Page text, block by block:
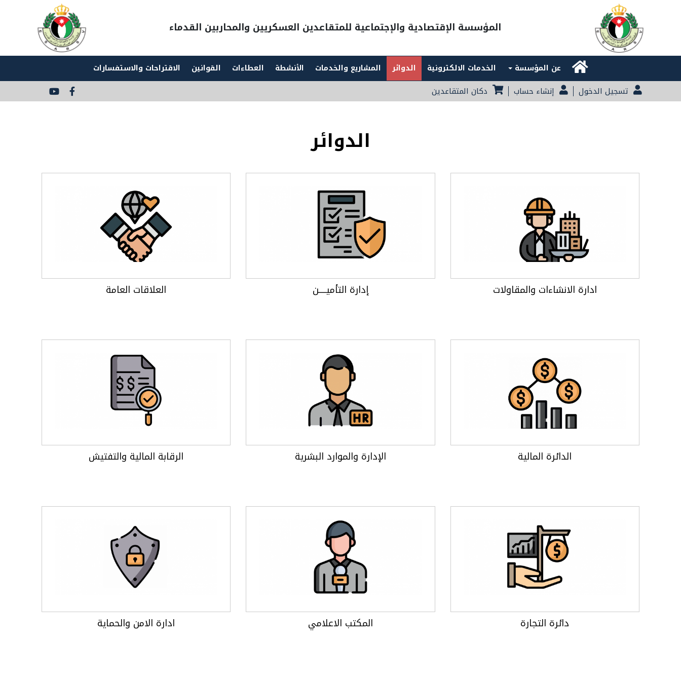
المؤسسة الإقتصادية والإجتماعية للمتقاعدين العسكريين والمحاربين القدماء
Main navigation
عن المؤسسة الخدمات الالكترونية الدوائر المشاريع والخدمات الأنشطة العطاءات القوانين الاقتراحات والاستفسارات
تسجيل الدخول إنشاء حساب دكان المتقاعدين Social
Media
الدوائر
ادارة الانشاءات والمقاولات إدارة التأميـــــن العلاقات العامة
الدائرة المالية الإدارة والموارد البشرية الرقابة المالية والتفتيش
دائرة التجارة المكتب الاعلامي ادارة الامن والحماية